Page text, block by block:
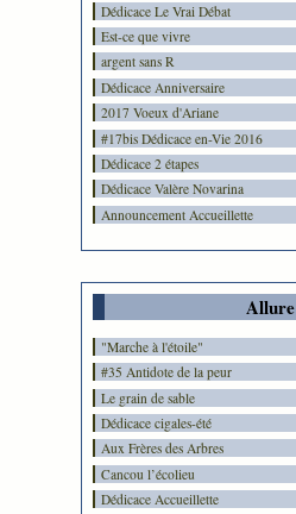
Dédicace Le Vrai Débat
Est-ce que vivre
argent sans R
Dédicace Anniversaire
2017 Voeux d'Ariane
#17bis Dédicace en-Vie 2016
Dédicace 2 étapes
Dédicace Valère Novarina
Announcement Accueillette
Allure
"Marche à l'étoile"
#35 Antidote de la peur
Le grain de sable
Dédicace cigales-été
Aux Frères des Arbres
Cancou l’écolieu
Dédicace Accueillette